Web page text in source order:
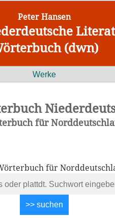
Peter Hansen
(dwn)
Werke
für
für